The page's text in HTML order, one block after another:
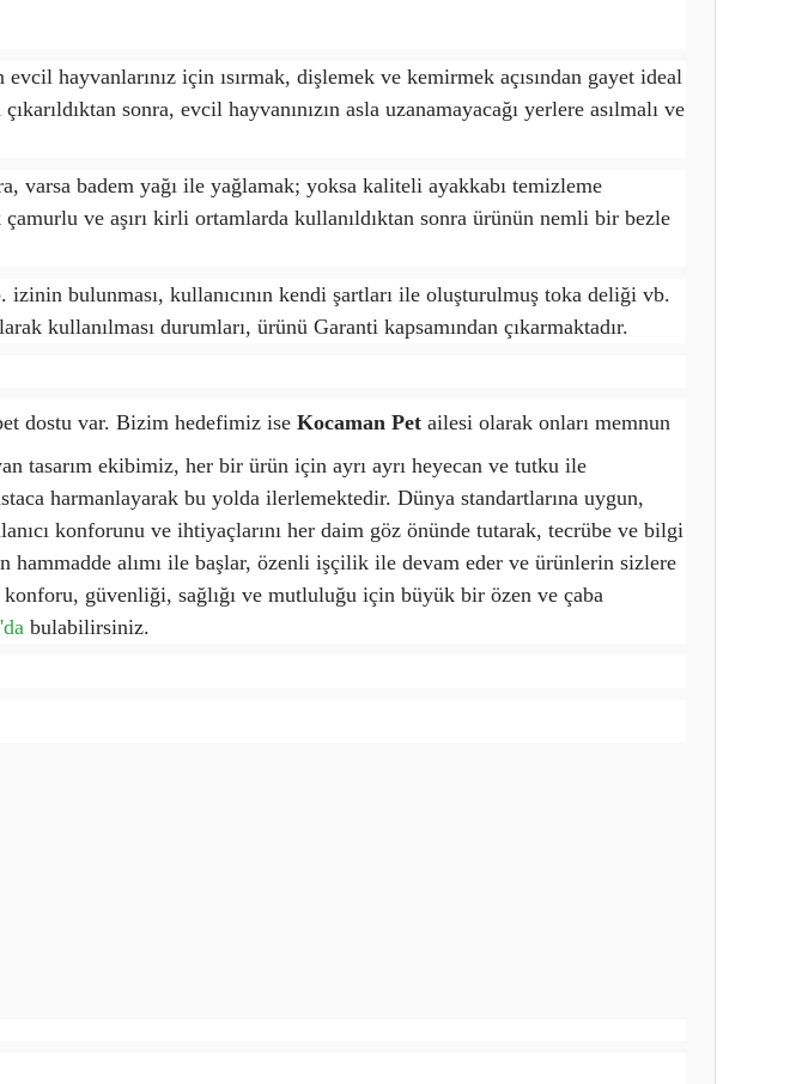
hayvanlarınız için ısırmak, dişlemek ve kemirmek açısından gayet ideal
sonra, evcil hayvanınızın asla uzanamayacağı yerlere asılmalı ve
badem yağı ile yağlamak; yoksa kaliteli ayakkabı temizleme
ve aşırı kirli ortamlarda kullanıldıktan sonra ürünün nemli bir bezle
bulunması, kullanıcının kendi şartları ile oluşturulmuş toka deliği vb.
kullanılması durumları, ürünü Garanti kapsamından çıkarmaktadır.
dostu var. Bizim hedefimiz ise Kocaman Pet ailesi olarak onları memnun
tasarım ekibimiz, her bir ürün için ayrı ayrı heyecan ve tutku ile
harmanlayarak bu yolda ilerlemektedir. Dünya standartlarına uygun,
konforunu ve ihtiyaçlarını her daim göz önünde tutarak, tecrübe ve bilgi
alımı ile başlar, özenli işçilik ile devam eder ve ürünlerin sizlere
güvenliği, sağlığı ve mutluluğu için büyük bir özen ve çaba
bulabilirsiniz.